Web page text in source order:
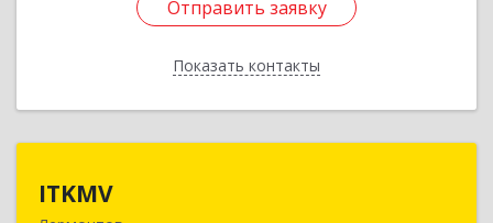
Отправить заявку
Показать контакты
Отправить заявку
Назад
ITKMV